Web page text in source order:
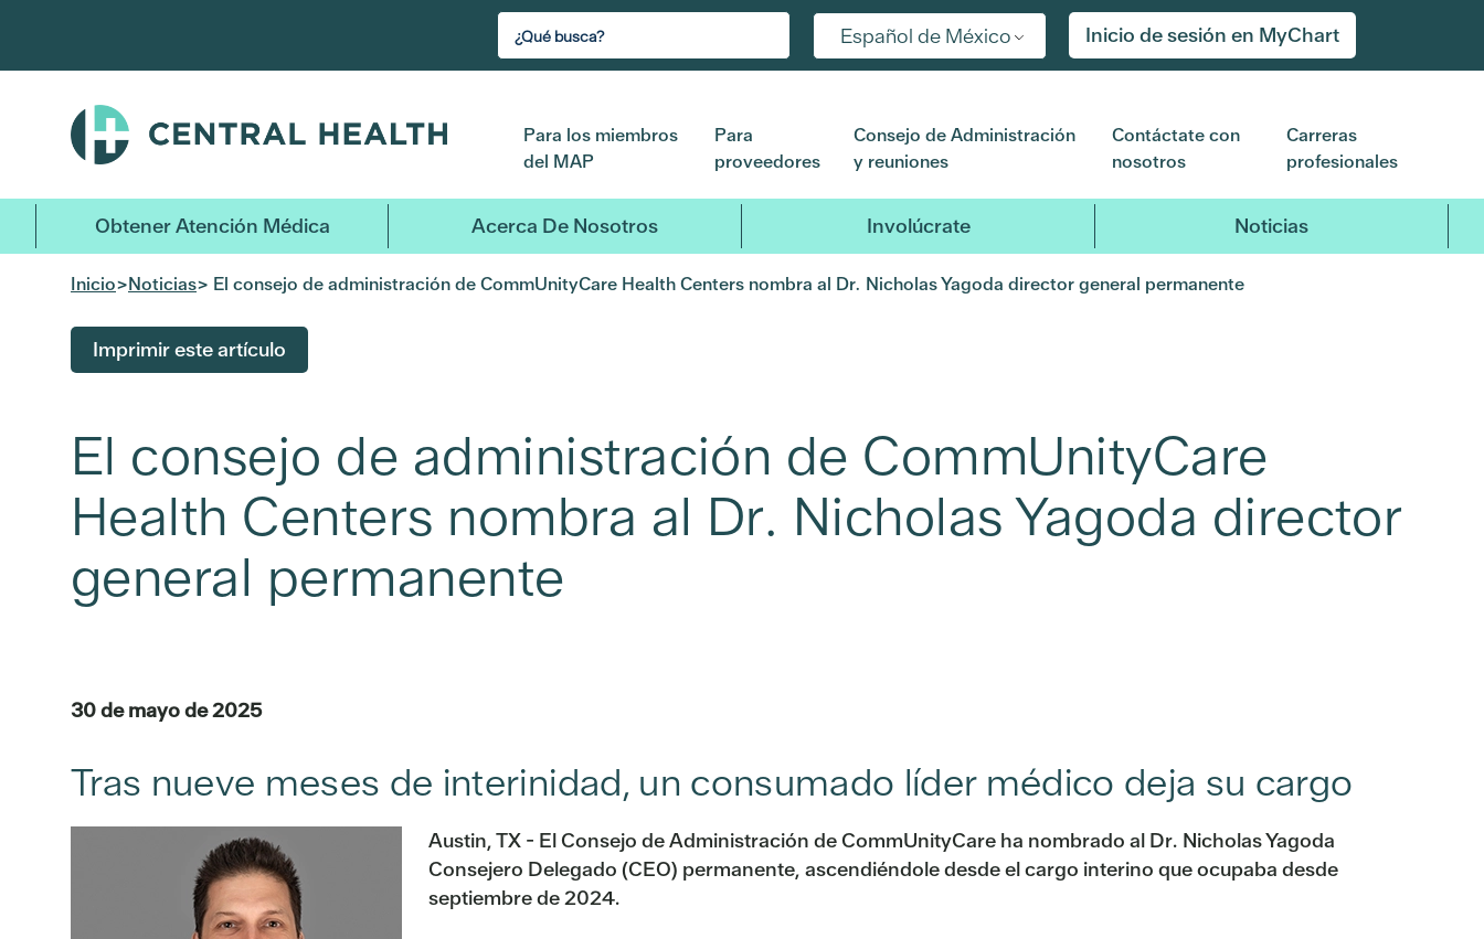
contenido
Español de México Inicio de sesión en MyChart
Para los miembros
del MAP
Para
proveedores
Consejo de Administración
y reuniones
Contáctate con
nosotros
Carreras
profesionales
Obtener Atención Médica Acerca De Nosotros Involúcrate Noticias
Inicio>Noticias> El consejo de administración de CommUnityCare Health Centers nombra al Dr. Nicholas Yagoda director general permanente
Imprimir este artículo
El consejo de administración de CommUnityCare
Health Centers nombra al Dr. Nicholas Yagoda director
general permanente
30 de mayo de 2025
Tras nueve meses de interinidad, un consumado líder médico deja su cargo
Austin, TX - El Consejo de Administración de CommUnityCare ha nombrado al Dr. Nicholas Yagoda
Consejero Delegado (CEO) permanente, ascendiéndole desde el cargo interino que ocupaba desde
septiembre de 2024.